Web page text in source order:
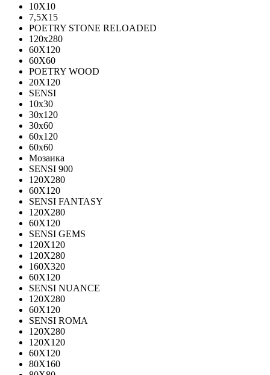
10Х10
7,5Х15
POETRY STONE RELOADED
120x280
60Х120
60Х60
POETRY WOOD
20Х120
SENSI
10x30
30x120
30x60
60x120
60x60
Мозаика
SENSI 900
120Х280
60X120
SENSI FANTASY
120Х280
60Х120
SENSI GEMS
120Х120
120Х280
160X320
60X120
SENSI NUANCE
120X280
60X120
SENSI ROMA
120X280
120Х120
60X120
80X160